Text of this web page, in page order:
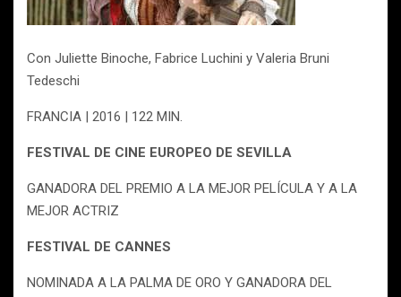
Con Juliette Binoche, Fabrice Luchini y Valeria Bruni
Tedeschi
FRANCIA | 2016 | 122 MIN.
FESTIVAL DE CINE EUROPEO DE SEVILLA
GANADORA DEL PREMIO A LA MEJOR PELÍCULA Y A LA
MEJOR ACTRIZ
FESTIVAL DE CANNES
NOMINADA A LA PALMA DE ORO Y GANADORA DEL